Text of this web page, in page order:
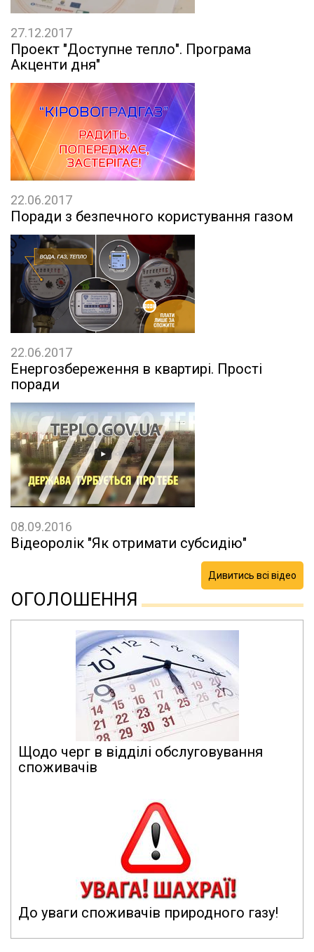
27.12.2017
Проект "Доступне тепло". Програма
Акценти дня"
22.06.2017
Поради з безпечного користування газом
22.06.2017
Енергозбереження в квартирі. Прості
поради
08.09.2016
Відеоролік "Як отримати субсидію"
Дивитись всі відео
ОГОЛОШЕННЯ
Щодо черг в відділі обслуговування
споживачів
До уваги споживачів природного газу!